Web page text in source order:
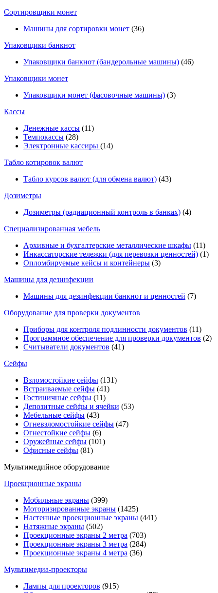
Сортировщики монет
Машины для сортировки монет (36)
Упаковщики банкнот
Упаковщики банкнот (бандерольные машины) (46)
Упаковщики монет
Упаковщики монет (фасовочные машины) (3)
Кассы
Денежные кассы (11)
Темпокассы (28)
Электронные кассиры (14)
Табло котировок валют
Табло курсов валют (для обмена валют) (43)
Дозиметры
Дозиметры (радиационный контроль в банках) (4)
Специализированная мебель
Архивные и бухгалтерские металлические шкафы (11)
Инкассаторские тележки (для перевозки ценностей) (1)
Опломбируемые кейсы и контейнеры (3)
Машины для дезинфекции
Машины для дезинфекции банкнот и ценностей (7)
Оборудование для проверки документов
Приборы для контроля подлинности документов (11)
Программное обеспечение для проверки документов (2)
Считыватели документов (41)
Сейфы
Взломостойкие сейфы (131)
Встраиваемые сейфы (41)
Гостиничные сейфы (11)
Депозитные сейфы и ячейки (53)
Мебельные сейфы (43)
Огневзломостойкие сейфы (47)
Огнестойкие сейфы (6)
Оружейные сейфы (101)
Офисные сейфы (81)
Мультимедийное оборудование
Проекционные экраны
Мобильные экраны (399)
Моторизированные экраны (1425)
Настенные проекционные экраны (441)
Натяжные экраны (502)
Проекционные экраны 2 метра (703)
Проекционные экраны 3 метра (284)
Проекционные экраны 4 метра (36)
Мультимедиa-проекторы
Лампы для проекторов (915)